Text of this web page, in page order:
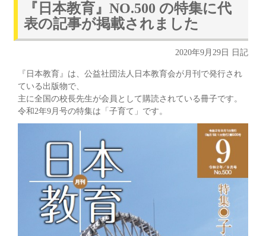
『日本教育』NO.500 の特集に代
表の記事が掲載されました
2020年9月29日 日記
『日本教育』は、公益社団法人日本教育会が月刊で発行され
ている出版物で、
主に全国の校長先生が会員として購読されている冊子です。
令和2年9月号の特集は「子育て」です。